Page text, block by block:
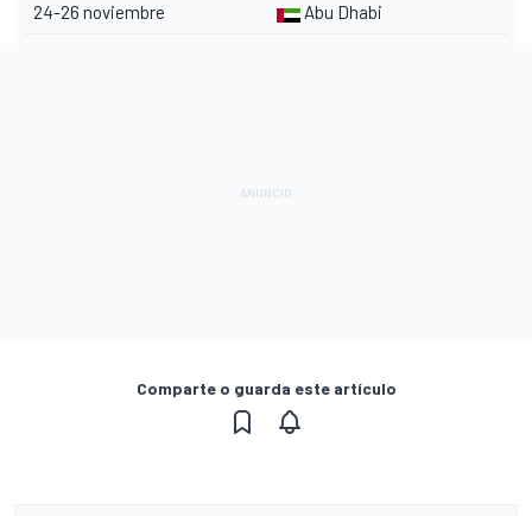
24-26 noviembre Abu Dhabi
Comparte o guarda este artículo